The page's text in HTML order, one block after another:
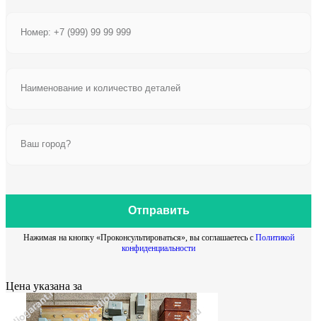
Отправить
Нажимая на кнопку «Проконсультироваться», вы соглашаетесь с Политикой
конфиденциальности
Цена указана за